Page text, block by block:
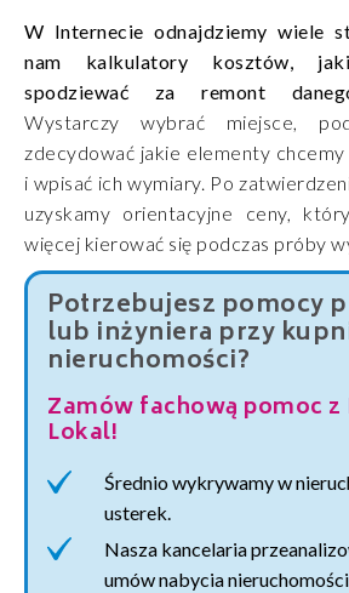
W Internecie odnajdziemy wiele
nam kalkulatory kosztów,
spodziewać za remont
Wystarczy wybrać miejsce,
zdecydować jakie elementy
i wpisać ich wymiary. Po
uzyskamy orientacyjne ceny,
więcej kierować się podczas próby
Potrzebujesz pomocy
lub inżyniera przy
nieruchomości?
Zamów fachową pomoc z
Lokal!
Średnio wykrywamy w
usterek.
Nasza kancelaria
umów nabycia